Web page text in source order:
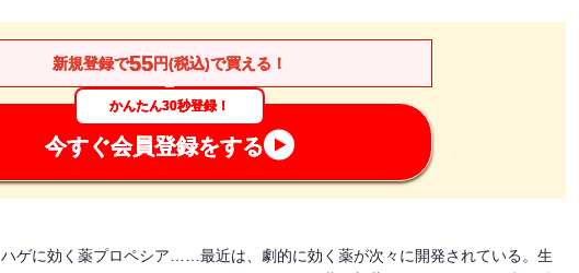
新規登録で55円(税込)で買える！
かんたん30秒登録！
今すぐ会員登録をする
ゲに効く薬プロペシア……最近は、劇的に効く薬が次々に開発されている。生